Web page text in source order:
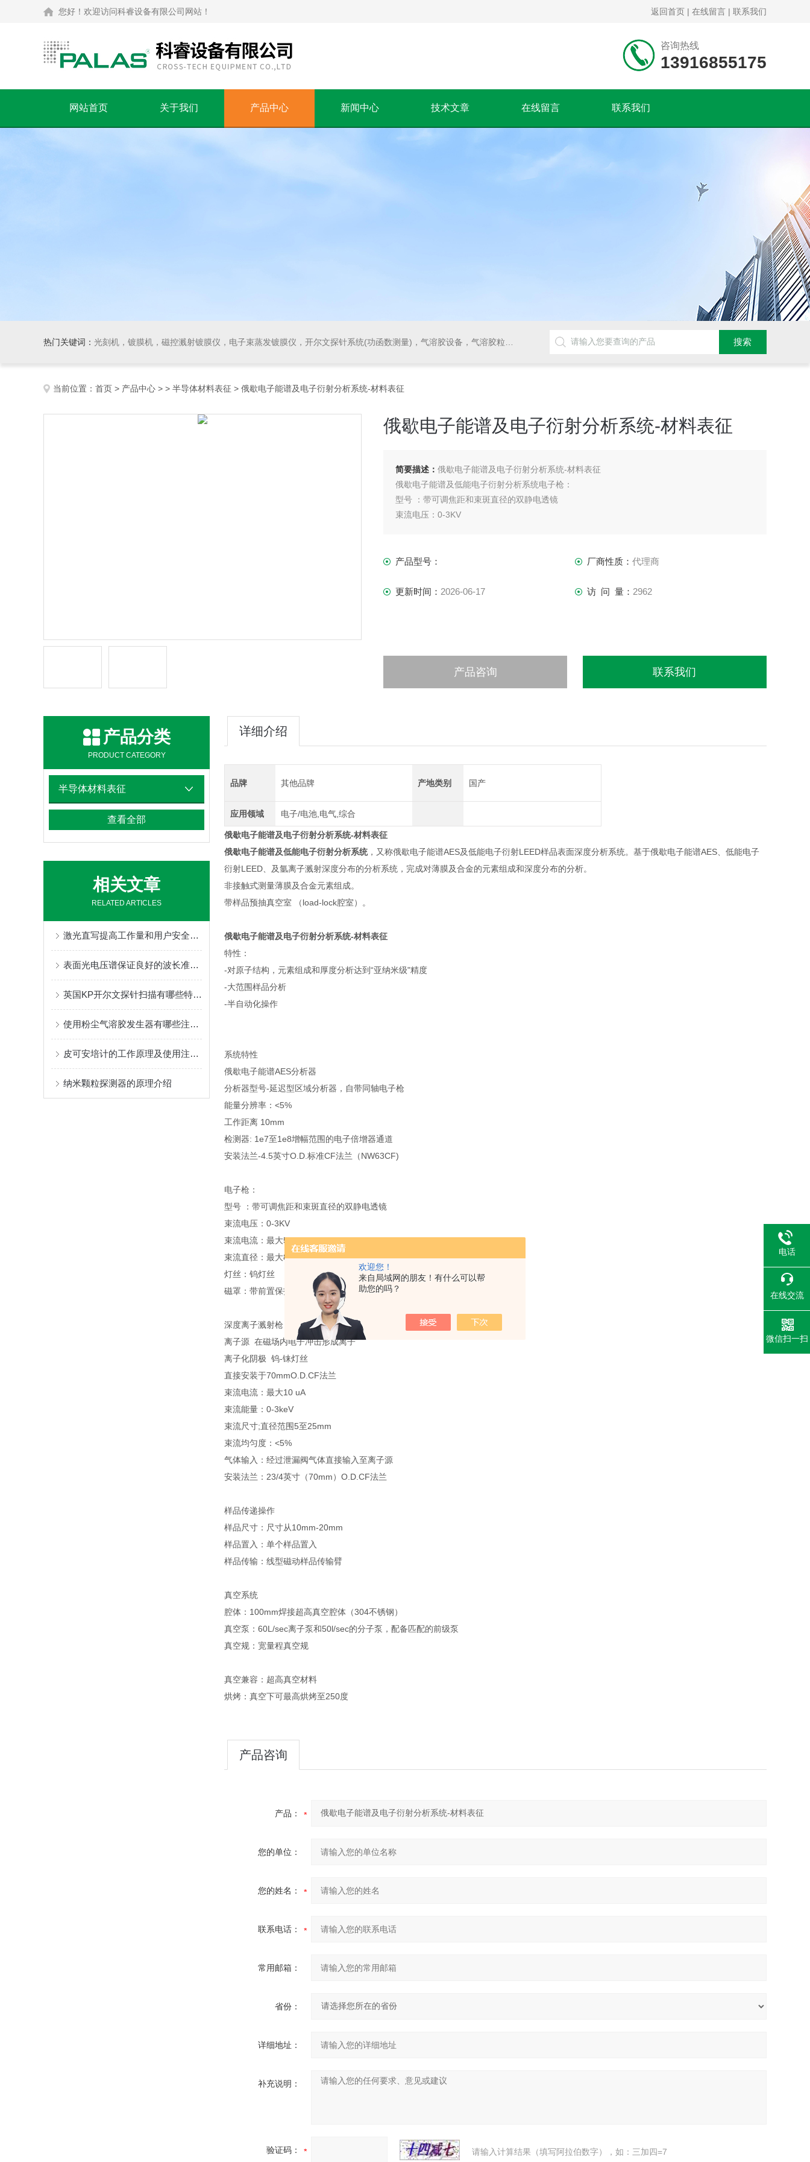
欢迎您！
来自局域网的朋友！有什么可以帮
助您的吗？
您好！欢迎访问科睿设备有限公司网站！ 返回首页 | 在线留言 | 联系我们
咨询热线
13916855175
网站首页 关于我们 产品中心 新闻中心 技术文章 在线留言 联系我们
热门关键词： 光刻机，镀膜机，磁控溅射镀膜仪，电子束蒸发镀膜仪，开尔文探针系统(功函数测量)，气溶胶设备，气溶胶粒径谱仪，等离子增强气相沉积系统(PECVD)，原子层沉积系统(ALD)，快速退火炉，气溶胶发生器，稀释器，滤料测试系统
当前位置： 首页 > 产品中心 > > 半导体材料表征 > 俄歇电子能谱及电子衍射分析系统-材料表征
俄歇电子能谱及电子衍射分析系统-材料表征
简要描述： 俄歇电子能谱及电子衍射分析系统-材料表征
俄歇电子能谱及低能电子衍射分析系统电子枪：
型号 ：带可调焦距和束斑直径的双静电透镜
束流电压：0-3KV
灯丝：钨灯丝
产品型号： 厂商性质： 代理商
更新时间： 2026-06-17 访 问 量： 2962
产品咨询 联系我们
产品分类
PRODUCT CATEGORY
半导体材料表征
查看全部
相关文章
RELATED ARTICLES
激光直写提高工作量和用户安全程度
表面光电压谱保证良好的波长准确度和重复性
英国KP开尔文探针扫描有哪些特点性能？
使用粉尘气溶胶发生器有哪些注意事项
皮可安培计的工作原理及使用注意事项
纳米颗粒探测器的原理介绍
详细介绍
品牌 其他品牌 产地类别 国产
应用领域 电子/电池,电气,综合
俄歇电子能谱及电子衍射分析系统-材料表征
俄歇电子能谱及低能电子衍射分析系统，又称俄歇电子能谱AES及低能电子衍射LEED样品表面深度分析系统。基于俄歇电子能谱AES、低能电子
衍射LEED、及氩离子溅射深度分布的分析系统，完成对薄膜及合金的元素组成和深度分布的分析。
非接触式测量薄膜及合金元素组成。
带样品预抽真空室 （load-lock腔室）。
俄歇电子能谱及电子衍射分析系统-材料表征
特性：
-对原子结构，元素组成和厚度分析达到“亚纳米级"精度
-大范围样品分析
-半自动化操作
系统特性
俄歇电子能谱AES分析器
分析器型号-延迟型区域分析器，自带同轴电子枪
能量分辨率：<5%
工作距离 10mm
检测器: 1e7至1e8增幅范围的电子倍增器通道
安装法兰-4.5英寸O.D.标准CF法兰（NW63CF)
电子枪：
型号 ：带可调焦距和束斑直径的双静电透镜
束流电压：0-3KV
束流电流：最大50uA
束流直径：最大800um
灯丝：钨灯丝
磁罩：带前置保护壳的Mu罩
深度离子溅射枪
离子源 在磁场内电子冲击形成离子
离子化阴极 钨-铼灯丝
直接安装于70mmO.D.CF法兰
束流电流：最大10 uA
束流能量：0-3keV
束流尺寸;直径范围5至25mm
束流均匀度：<5%
气体输入：经过泄漏阀气体直接输入至离子源
安装法兰：23/4英寸（70mm）O.D.CF法兰
样品传递操作
样品尺寸：尺寸从10mm-20mm
样品置入：单个样品置入
样品传输：线型磁动样品传输臂
真空系统
腔体：100mm焊接超高真空腔体（304不锈钢）
真空泵：60L/sec离子泵和50l/sec的分子泵，配备匹配的前级泵
真空规：宽量程真空规
真空兼容：超高真空材料
烘烤：真空下可最高烘烤至250度
产品咨询
产品：
您的单位：
您的姓名：
联系电话：
常用邮箱：
省份：
详细地址：
补充说明：
验证码： 请输入计算结果（填写阿拉伯数字），如：三加四=7
电话
在线交流
微信扫一扫